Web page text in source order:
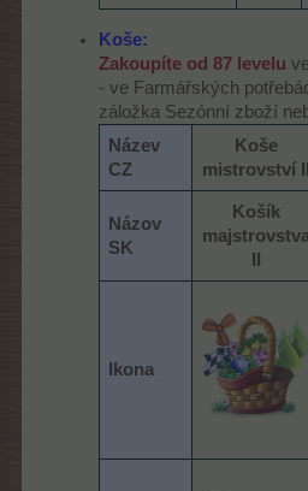
Koše:
Zakoupíte od 87 levelu
- ve Farmářských
záložka Sezónní zboží
Název
CZ
Koše
mistrovství II
Názov
SK
Košík
Ikona